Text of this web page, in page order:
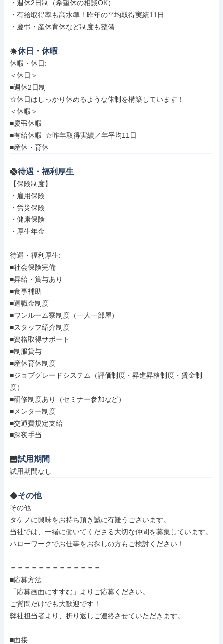
・週休2日制（希望休の相談OK）
・有給取得率も高水準！昨年の平均取得実績11日
・慶弔・産休育休など制度も整備
休日・休暇
休暇・休日:
＜休日＞
■週休2日制
☆休日はしっかり休めるような体制を構築しています！
＜休暇＞
■慶弔休暇
■有給休暇 ☆昨年取得実績／年平均11日
■産休・育休
待遇・福利厚生
【保険制度】
・雇用保険
・労災保険
・健康保険
・厚生年金
待遇・福利厚生:
■社会保険完備
■昇給・賞与あり
■食事補助
■退職金制度
■ワンルーム寮制度（一人一部屋）
■スタッフ紹介制度
■資格取得サポート
■制服貸与
■産休育休制度
■ジョブグレードシステム（評価制度・昇進昇格制度・賃金制
度）
■研修制度あり（セミナー参加など）
■メンター制度
■交通費規定支給
■深夜手当
試用期間
試用期間なし
その他
その他:
タケノに興味をお持ち頂き誠に有難うございます。
当社では、一緒に働いてくださる大切な仲間を募集しています。
ハローワークでお仕事をお探しの方もご検討ください！
＝＝＝＝＝＝＝＝＝＝＝＝＝
■応募方法
「応募画面にすすむ」よりご応募ください。
ご質問だけでも大歓迎です！
弊社担当者より、折り返しご連絡させていただきます。
■面接